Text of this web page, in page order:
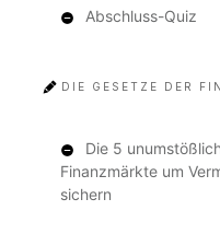
Abschluss-Quiz
DIE GESETZE DER
Die 5
Finanzmärkte um
sichern